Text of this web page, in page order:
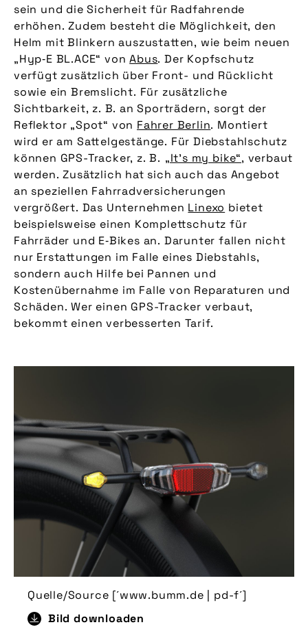
sein und die Sicherheit für Radfahrende
erhöhen. Zudem besteht die Möglichkeit, den
Helm mit Blinkern auszustatten, wie beim neuen
„Hyp‑E BL.ACE“ vonAbus. Der Kopfschutz
verfügt zusätzlich über Front- und Rücklicht
sowie ein Bremslicht. Für zusätzliche
Sichtbarkeit, z. B. an Sporträdern, sorgt der
Reflektor „Spot“ von Fahrer Berlin. Montiert
wird er am Sattelgestänge. Für Diebstahlschutz
können GPS-Tracker, z. B. „It’s my bike“, verbaut
werden. Zusätzlich hat sich auch das Angebot
an speziellen Fahrradversicherungen
vergrößert. Das Unternehmen Linexo bietet
beispielsweise einen Komplettschutz für
Fahrräder und E‑Bikes an. Darunter fallen nicht
nur Erstattungen im Falle eines Diebstahls,
sondern auch Hilfe bei Pannen und
Kostenübernahme im Falle von Reparaturen und
Schäden. Wer einen GPS-Tracker verbaut,
bekommt einen verbesserten Tarif.
Quelle/Source [´www.bumm.de | pd-f´]
Bild downloaden